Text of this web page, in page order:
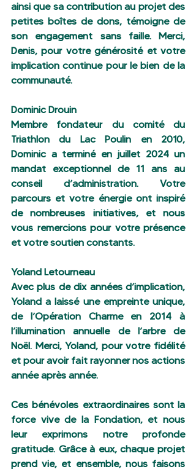
ainsi que sa contribution au projet des
petites boîtes de dons, témoigne de
son engagement sans faille. Merci,
Denis, pour votre générosité et votre
implication continue pour le bien de la
communauté.
Dominic Drouin
Membre fondateur du comité du
Triathlon du Lac Poulin en 2010,
Dominic a terminé en juillet 2024 un
mandat exceptionnel de 11 ans au
conseil d’administration. Votre
parcours et votre énergie ont inspiré
de nombreuses initiatives, et nous
vous remercions pour votre présence
et votre soutien constants.
Yoland Letourneau
Avec plus de dix années d’implication,
Yoland a laissé une empreinte unique,
de l’Opération Charme en 2014 à
l’illumination annuelle de l’arbre de
Noël. Merci, Yoland, pour votre fidélité
et pour avoir fait rayonner nos actions
année après année.
Ces bénévoles extraordinaires sont la
force vive de la Fondation, et nous
leur exprimons notre profonde
gratitude. Grâce à eux, chaque projet
prend vie, et ensemble, nous faisons